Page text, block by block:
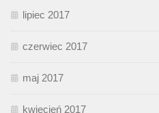
lipiec 2017
czerwiec 2017
maj 2017
kwiecień 2017